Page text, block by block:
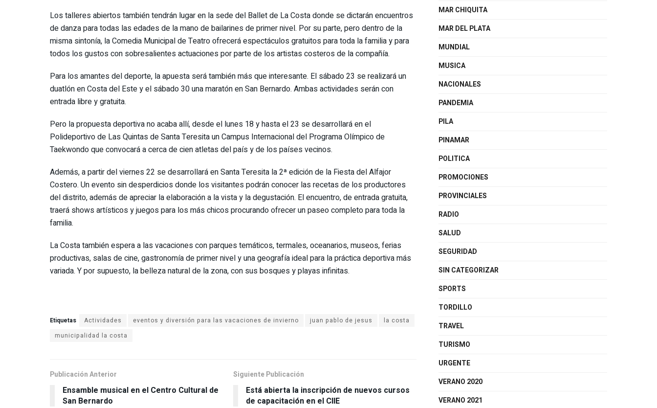
Los talleres abiertos también tendrán lugar en la sede del Ballet de La Costa donde se dictarán encuentros
de danza para todas las edades de la mano de bailarines de primer nivel. Por su parte, pero dentro de la
misma sintonía, la Comedia Municipal de Teatro ofrecerá espectáculos gratuitos para toda la familia y para
todos los gustos con sobresalientes actuaciones por parte de los artistas costeros de la compañía.
Para los amantes del deporte, la apuesta será también más que interesante. El sábado 23 se realizará un
duatlón en Costa del Este y el sábado 30 una maratón en San Bernardo. Ambas actividades serán con
entrada libre y gratuita.
Pero la propuesta deportiva no acaba allí, desde el lunes 18 y hasta el 23 se desarrollará en el
Polideportivo de Las Quintas de Santa Teresita un Campus Internacional del Programa Olímpico de
Taekwondo que convocará a cerca de cien atletas del país y de los países vecinos.
Además, a partir del viernes 22 se desarrollará en Santa Teresita la 2ª edición de la Fiesta del Alfajor
Costero. Un evento sin desperdicios donde los visitantes podrán conocer las recetas de los productores
del distrito, además de apreciar la elaboración a la vista y la degustación. El encuentro, de entrada gratuita,
traerá shows artísticos y juegos para los más chicos procurando ofrecer un paseo completo para toda la
familia.
La Costa también espera a las vacaciones con parques temáticos, termales, oceanarios, museos, ferias
productivas, salas de cine, gastronomía de primer nivel y una geografía ideal para la práctica deportiva más
variada. Y por supuesto, la belleza natural de la zona, con sus bosques y playas infinitas.
Etiquetas Actividades eventos y diversión para las vacaciones de invierno juan pablo de jesus
la costa
municipalidad la costa
Publicación Anterior
Ensamble musical en el Centro Cultural de
San Bernardo
Siguiente Publicación
Está abierta la inscripción de nuevos cursos
de capacitación en el CIIE
MAR CHIQUITA
MAR DEL PLATA
MUNDIAL
MUSICA
NACIONALES
PANDEMIA
PILA
PINAMAR
POLITICA
PROMOCIONES
PROVINCIALES
RADIO
SALUD
SEGURIDAD
SIN CATEGORIZAR
SPORTS
TORDILLO
TRAVEL
TURISMO
URGENTE
VERANO 2020
VERANO 2021